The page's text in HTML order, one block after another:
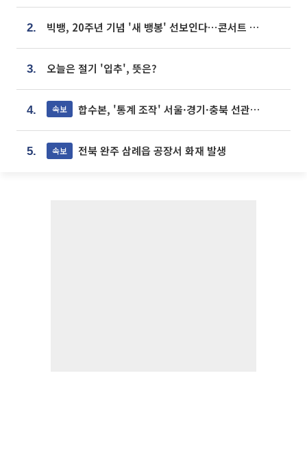
2. 빅뱅, 20주년 기념 '새 뱅봉' 선보인다⋯콘서트 앞두고 팝업 개최
3. 오늘은 절기 '입추', 뜻은?
4. 속보 합수본, '통계 조작' 서울·경기·충북 선관위 등 추가 압수수색
5. 속보 전북 완주 삼례읍 공장서 화재 발생